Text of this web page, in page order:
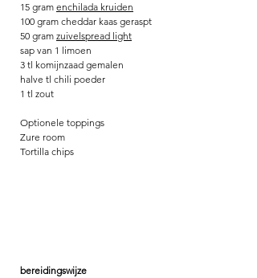
15 gram enchilada kruiden
100 gram cheddar kaas geraspt
50 gram zuivelspread light
sap van 1 limoen
3 tl komijnzaad gemalen
halve tl chili poeder
1 tl zout
Optionele toppings
Zure room
Tortilla chips
bereidingswijze